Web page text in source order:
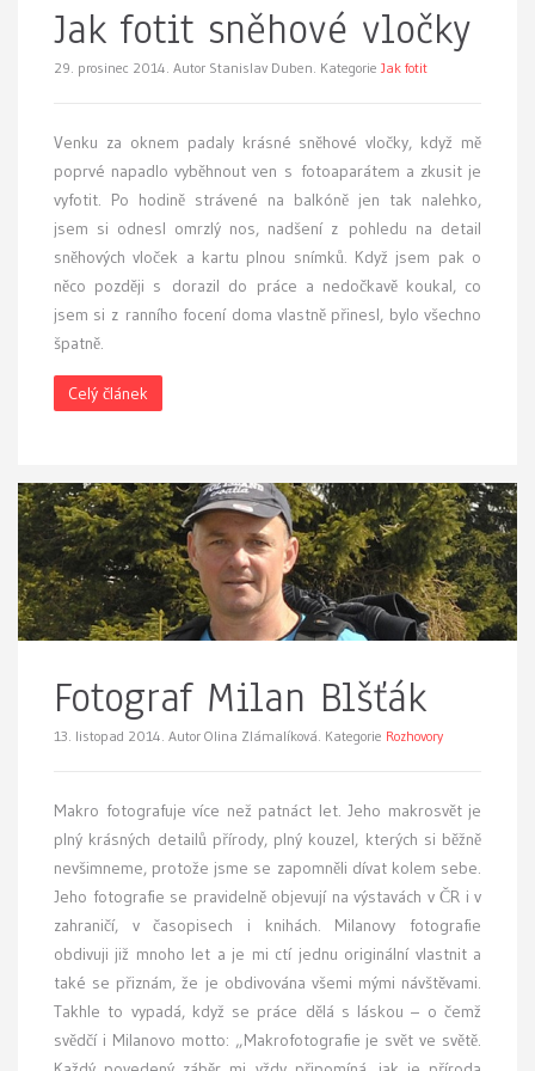
Jak fotit sněhové vločky
29. prosinec 2014. Autor Stanislav Duben. Kategorie Jak fotit
Venku za oknem padaly krásné sněhové vločky, když mě
poprvé napadlo vyběhnout ven s fotoaparátem a zkusit je
vyfotit. Po hodině strávené na balkóně jen tak nalehko,
jsem si odnesl omrzlý nos, nadšení z pohledu na detail
sněhových vloček a kartu plnou snímků. Když jsem pak o
něco později s dorazil do práce a nedočkavě koukal, co
jsem si z ranního focení doma vlastně přinesl, bylo všechno
špatně.
Celý článek
Fotograf Milan Blšťák
13. listopad 2014. Autor Olina Zlámalíková. Kategorie Rozhovory
Makro fotografuje více než patnáct let. Jeho makrosvět je
plný krásných detailů přírody, plný kouzel, kterých si běžně
nevšimneme, protože jsme se zapomněli dívat kolem sebe.
Jeho fotografie se pravidelně objevují na výstavách v ČR i v
zahraničí, v časopisech i knihách. Milanovy fotografie
obdivuji již mnoho let a je mi ctí jednu originální vlastnit a
také se přiznám, že je obdivována všemi mými návštěvami.
Takhle to vypadá, když se práce dělá s láskou – o čemž
svědčí i Milanovo motto: „Makrofotografie je svět ve světě.